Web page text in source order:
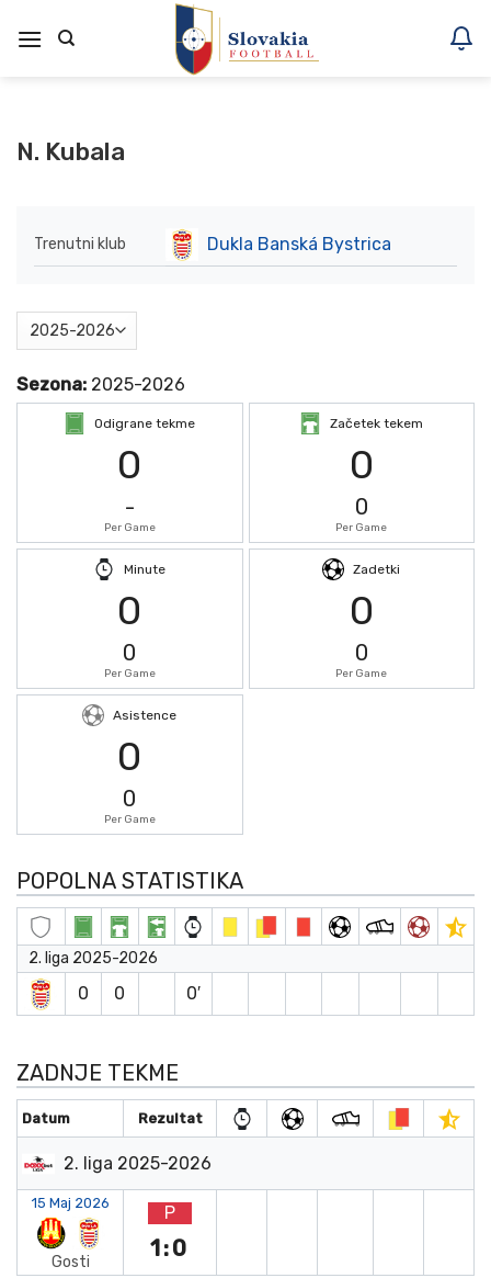
na
N. Kubala
Trenutni klub Dukla Banská Bystrica
Sezona: 2025-2026
Odigrane tekme
0
-
Per Game
Začetek tekem
0
0
Per Game
Minute
0
0
Per Game
Zadetki
0
0
Per Game
Asistence
0
0
Per Game
POPOLNA STATISTIKA
2. liga 2025-2026
0 0 0′
ZADNJE TEKME
Datum Rezultat
2. liga 2025-2026
15 Maj 2026
Gosti
P
1:0